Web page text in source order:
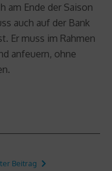
am Ende der Saison
auch auf der Bank
Er muss im Rahmen
anfeuern, ohne
Beitrag